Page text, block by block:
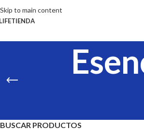
Skip to main content
TIENDA
BUSCAR PRODUCTOS